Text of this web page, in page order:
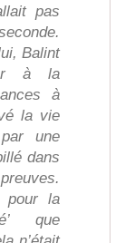
pas
Balint
à la
à
la vie
par une
dans
pour la
que